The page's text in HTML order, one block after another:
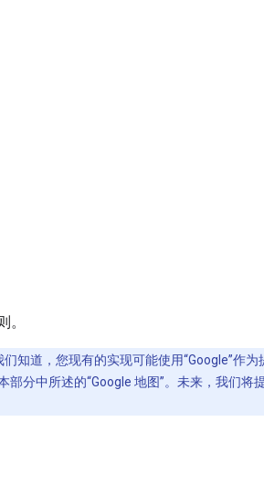
知道，您现有的实现可能使用“Google”作
分中所述的“Google 地图”。未来，我们将